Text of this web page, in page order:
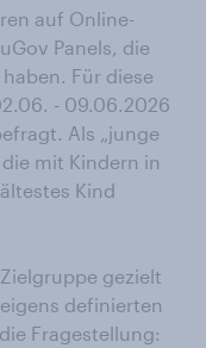
auf Online-
Panels, die
Für diese
- 09.06.2026
Als „junge
mit Kindern in
Kind
gezielt
definierten
Fragestellung: